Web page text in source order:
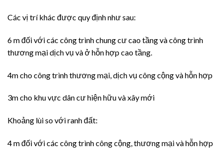
Các vị trí khác được quy định như sau:
6 m đối với các công trình chung cư cao tầng và công trình
thương mại dịch vụ và ở hỗn hợp cao tầng.
4m cho công trình thương mại, dịch vụ công cộng và hỗn hợp
3m cho khu vực dân cư hiện hữu và xây mới
Khoảng lùi so với ranh đất:
4 m đối với các công trình công cộng, thương mại và hỗn hợp